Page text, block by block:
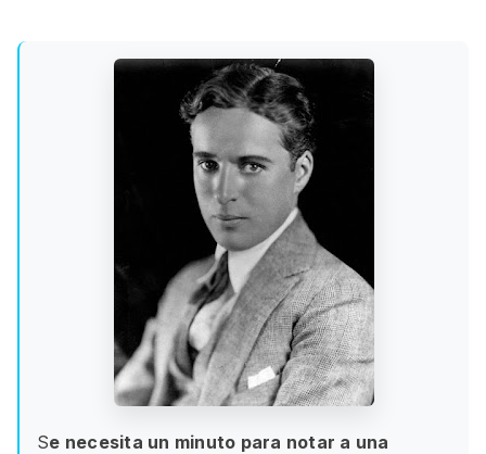
Se necesita un minuto para notar a una